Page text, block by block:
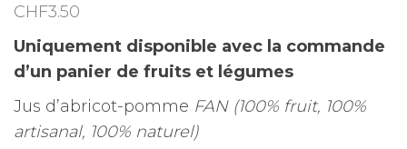
CHF3.50
Uniquement disponible avec la commande
d’un panier de fruits et légumes
Jus d’abricot-pomme FAN (100% fruit, 100%
artisanal, 100% naturel)